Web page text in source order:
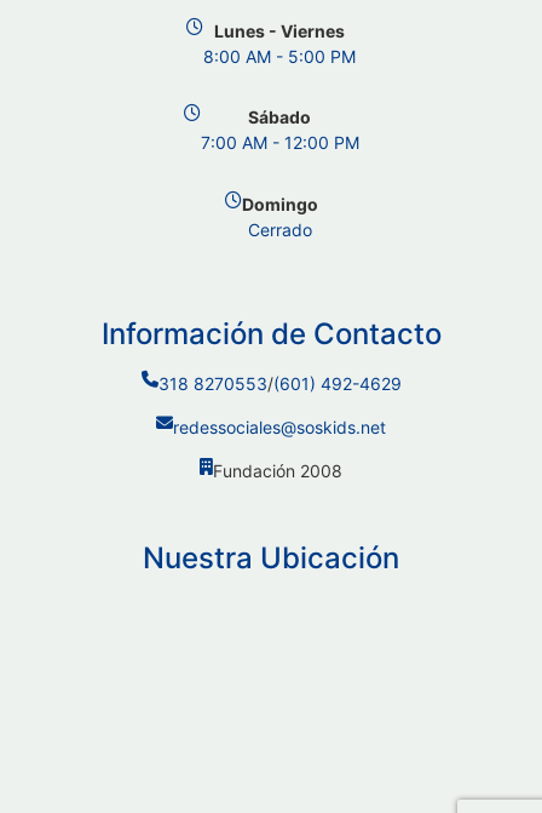
Lunes - Viernes
8:00 AM - 5:00 PM
Sábado
7:00 AM - 12:00 PM
Domingo
Cerrado
Información de Contacto
318 8270553/(601) 492-4629
redessociales@soskids.net
Fundación 2008
Nuestra Ubicación